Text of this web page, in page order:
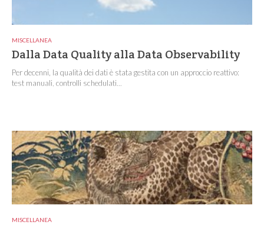
MISCELLANEA
Dalla Data Quality alla Data Observability
Per decenni, la qualità dei dati è stata gestita con un approccio reattivo:
test manuali, controlli schedulati...
MISCELLANEA